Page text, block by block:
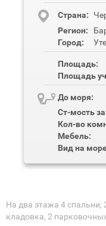
Cтрана:
Регион:
Город:
Площадь:
Площадь
До моря:
Ст-мость
Кол-во
Мебель:
Вид на
На два этажа 4 спальни,
кладовка, 2